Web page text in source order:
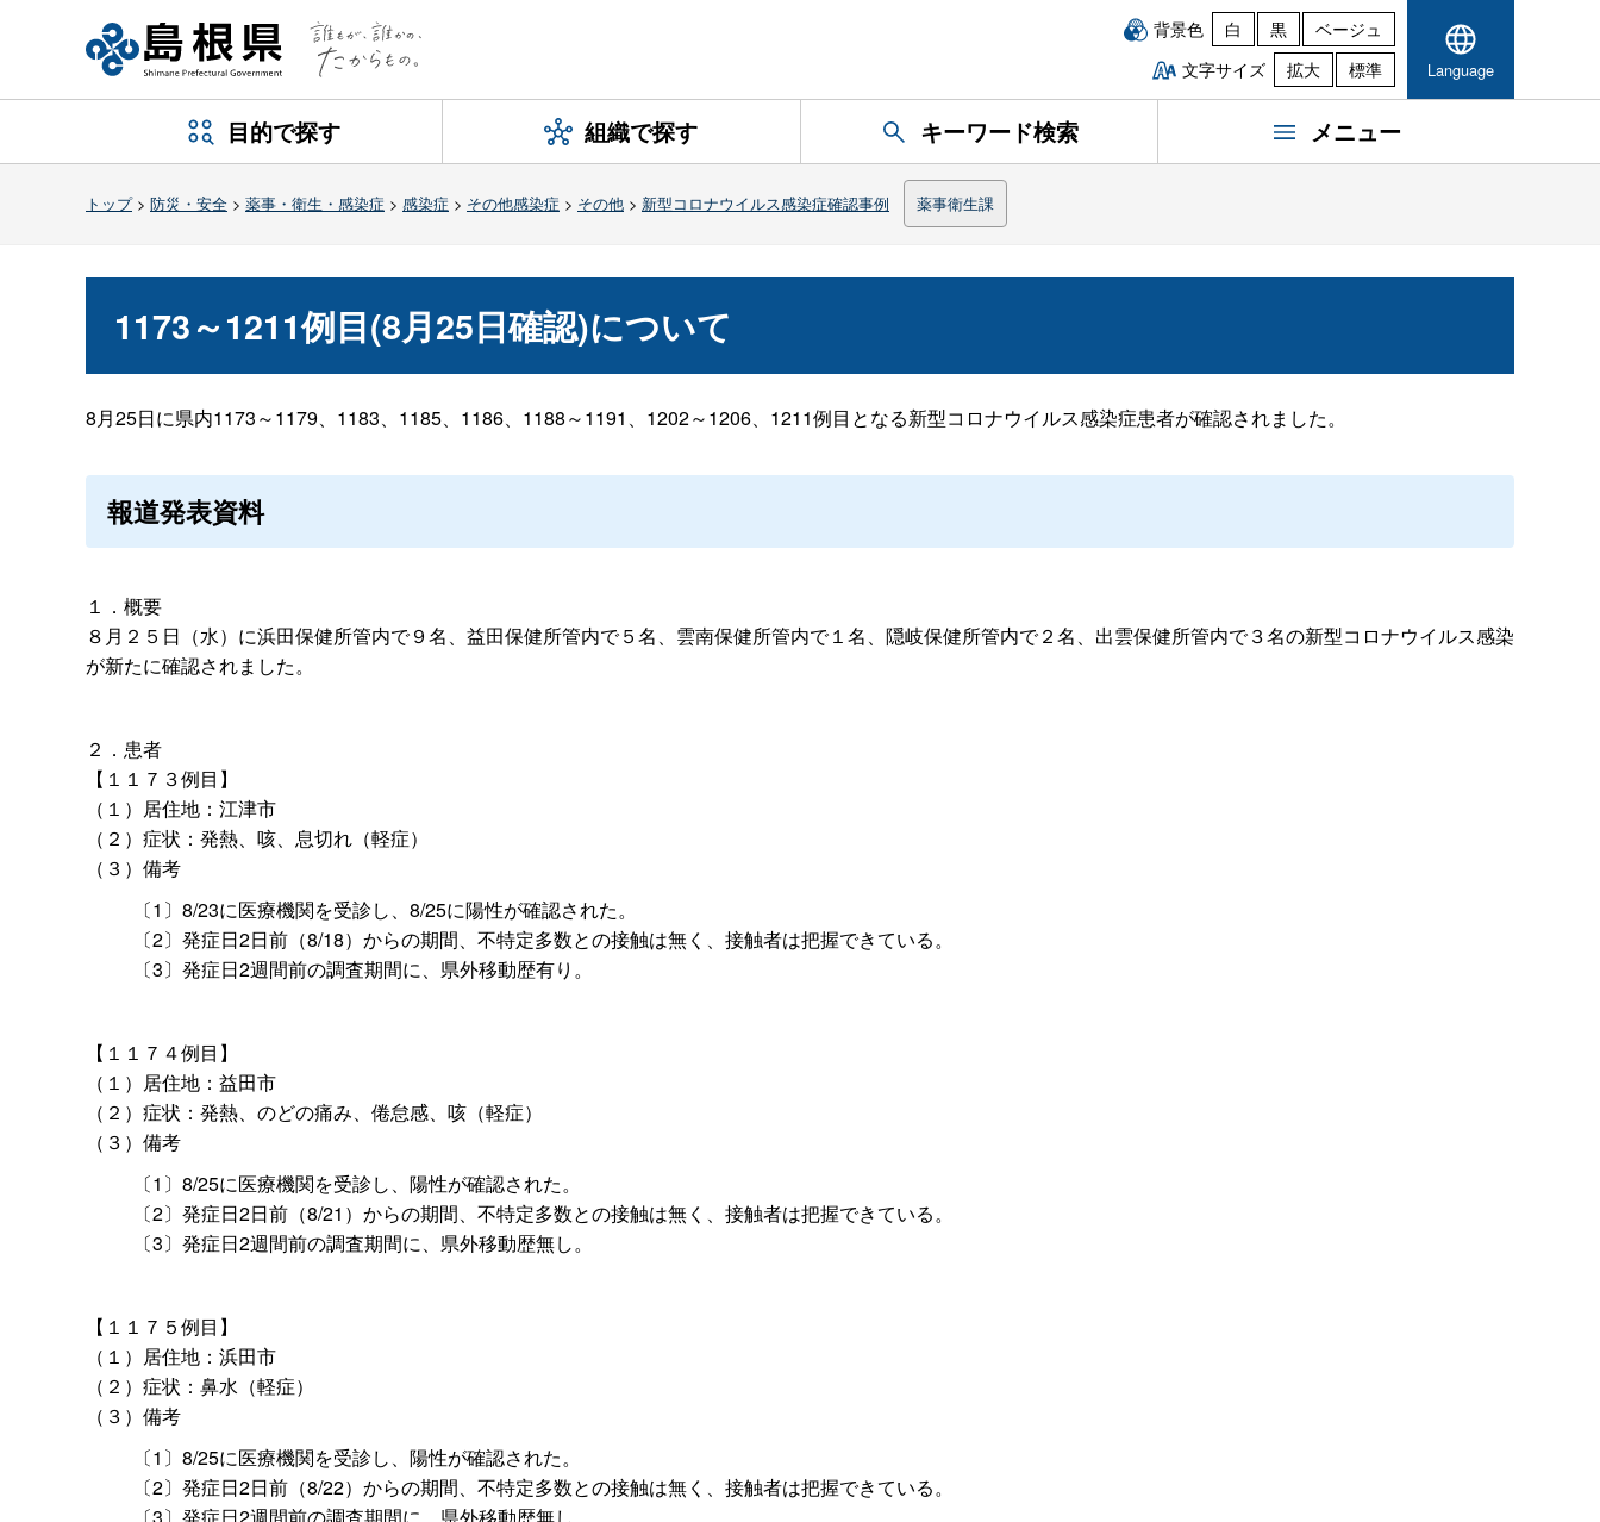
背景色 白 黒
ベージュ
文字サイズ
拡大 標準 Language
目的で探す 組織で探す キーワード検索 メニュー
トップ> 防災・安全 > 薬事・衛生・感染症 > 感染症 > その他感染症 > その他 > 新型コロナウイルス感染症確認事例 薬事衛生課
1173～1211例目(8月25日確認)について
8月25日に県内1173～1179、1183、1185、1186、1188～1191、1202～1206、1211例目となる新型コロナウイルス感染症患者が確認されました。
報道発表資料
１．概要
８月２５日（水）に浜田保健所管内で９名、益田保健所管内で５名、雲南保健所管内で１名、隠岐保健所管内で２名、出雲保健所管内で３名の新型コロナウイルス感染
が新たに確認されました。
２．患者
【１１７３例目】
（１）居住地：江津市
（２）症状：発熱、咳、息切れ（軽症）
（３）備考
〔1〕8/23に医療機関を受診し、8/25に陽性が確認された。
〔2〕発症日2日前（8/18）からの期間、不特定多数との接触は無く、接触者は把握できている。
〔3〕発症日2週間前の調査期間に、県外移動歴有り。
【１１７４例目】
（１）居住地：益田市
（２）症状：発熱、のどの痛み、倦怠感、咳（軽症）
（３）備考
〔1〕8/25に医療機関を受診し、陽性が確認された。
〔2〕発症日2日前（8/21）からの期間、不特定多数との接触は無く、接触者は把握できている。
〔3〕発症日2週間前の調査期間に、県外移動歴無し。
【１１７５例目】
（１）居住地：浜田市
（２）症状：鼻水（軽症）
（３）備考
〔1〕8/25に医療機関を受診し、陽性が確認された。
〔2〕発症日2日前（8/22）からの期間、不特定多数との接触は無く、接触者は把握できている。
〔3〕発症日2週間前の調査期間に、県外移動歴無し。